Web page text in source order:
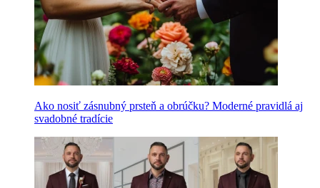
Ako nosiť zásnubný prsteň a obrúčku? Moderné pravidlá aj
svadobné tradície